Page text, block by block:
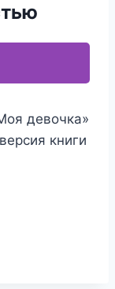
девочка»
книги